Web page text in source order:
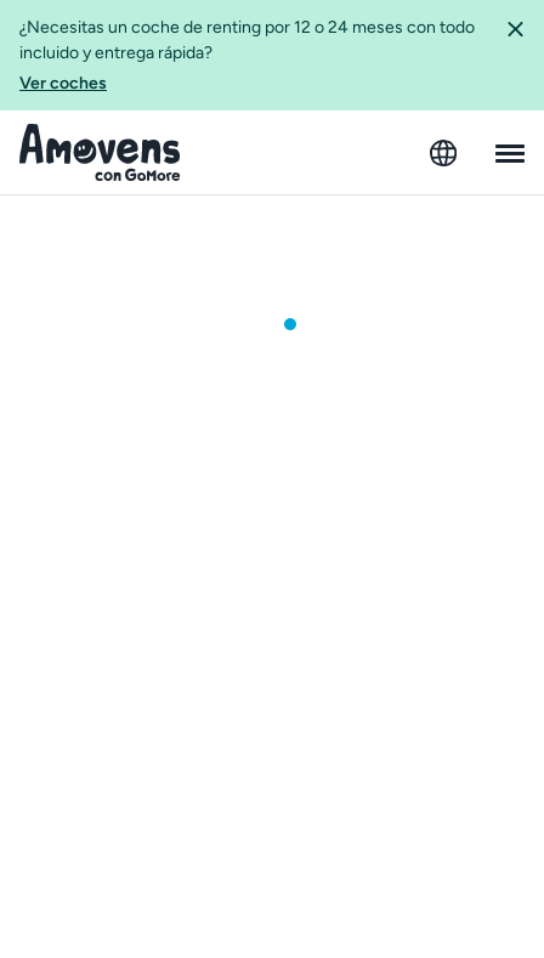
¿Necesitas un coche de renting por 12 o 24 meses con todo
incluido y entrega rápida?
Ver coches